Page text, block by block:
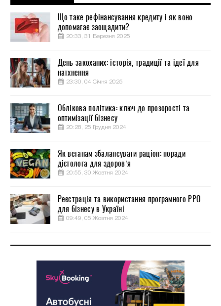
Що таке рефінансування кредиту і як воно
допомагає заощадити?
20:33, 31 Березня 2025
День закоханих: історія, традиції та ідеї для
натхнення
23:30, 04 Січня 2025
Облікова політика: ключ до прозорості та
оптимізації бізнесу
20:28, 25 Грудня 2024
Як веганам збалансувати раціон: поради
дієтолога для здоров’я
20:55, 30 Жовтня 2024
Реєстрація та використання програмного РРО
для бізнесу в Україні
09:49, 05 Жовтня 2024